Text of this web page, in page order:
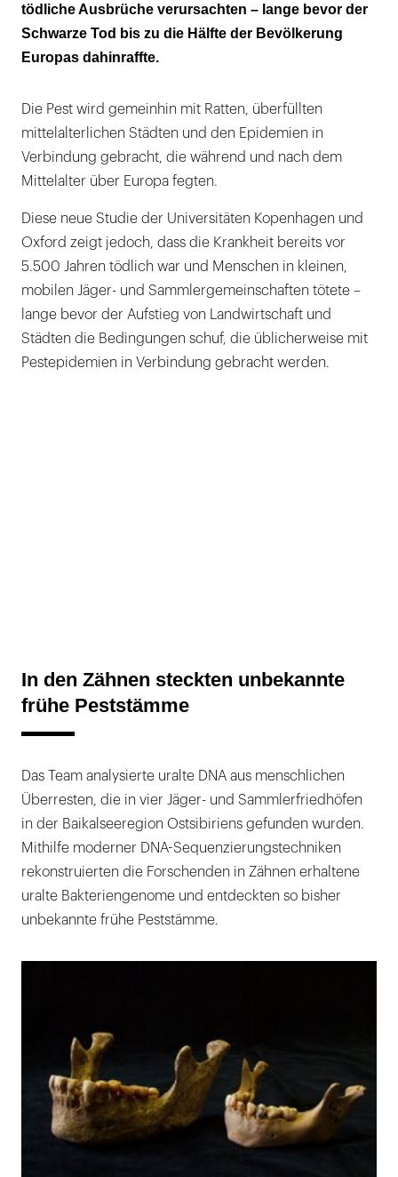
Tödlicher als bisher angenommen
Das Rätsel um die hohe Anzahl an Kindern ist
Hat das Superantigen zum Tod geführt?
tödliche Ausbrüche verursachten – lange bevor der
Schwarze Tod bis zu die Hälfte der Bevölkerung
Europas dahinraffte.
Die Pest wird gemeinhin mit Ratten, überfüllten
mittelalterlichen Städten und den Epidemien in
Verbindung gebracht, die während und nach dem
Mittelalter über Europa fegten.
Diese neue Studie der Universitäten Kopenhagen und
Oxford zeigt jedoch, dass die Krankheit bereits vor
5.500 Jahren tödlich war und Menschen in kleinen,
mobilen Jäger- und Sammlergemeinschaften tötete –
lange bevor der Aufstieg von Landwirtschaft und
Städten die Bedingungen schuf, die üblicherweise mit
Pestepidemien in Verbindung gebracht werden.
In den Zähnen steckten unbekannte
frühe Peststämme
Das Team analysierte uralte DNA aus menschlichen
Überresten, die in vier Jäger- und Sammlerfriedhöfen
in der Baikalseeregion Ostsibiriens gefunden wurden.
Mithilfe moderner DNA-Sequenzierungstechniken
rekonstruierten die Forschenden in Zähnen erhaltene
uralte Bakteriengenome und entdeckten so bisher
unbekannte frühe Peststämme.